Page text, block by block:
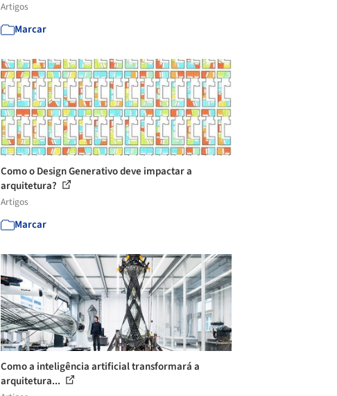
Artigos
Marcar
Como o Design Generativo deve impactar a
arquitetura?
Artigos
Marcar
Como a inteligência artificial transformará a
arquitetura...